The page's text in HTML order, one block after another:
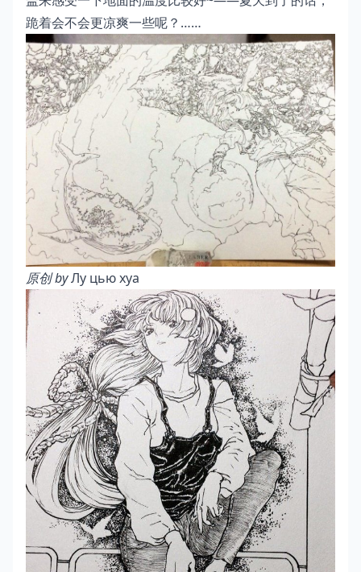
跪着会不会更凉爽一些呢？……
原创 byЛу цью хуа